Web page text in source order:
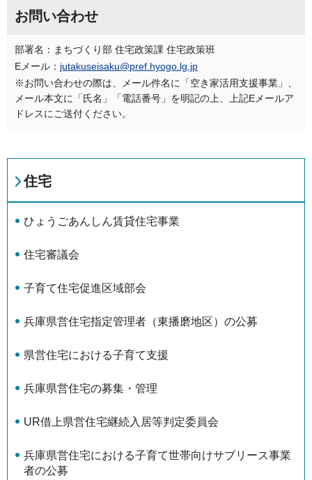
お問い合わせ
部署名：まちづくり部 住宅政策課 住宅政策班
Eメール： jutakuseisaku@pref.hyogo.lg.jp
※お問い合わせの際は、メール件名に「空き家活用支援事業」、
メール本文に「氏名」「電話番号」を明記の上、上記Eメールア
ドレスにご送付ください。
住宅
ひょうごあんしん賃貸住宅事業
住宅審議会
子育て住宅促進区域部会
兵庫県営住宅指定管理者（東播磨地区）の公募
県営住宅における子育て支援
兵庫県営住宅の募集・管理
UR借上県営住宅継続入居等判定委員会
兵庫県営住宅における子育て世帯向けサブリース事業
者の公募